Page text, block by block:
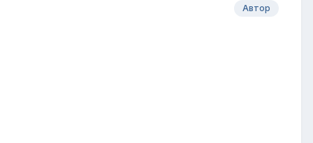
Автор